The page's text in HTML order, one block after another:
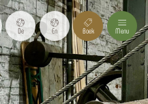
De En Boek Menu